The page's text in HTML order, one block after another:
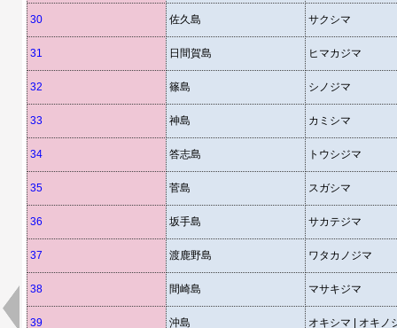
30 佐久島 サクシマ
31 日間賀島 ヒマカジマ
32 篠島 シノジマ
33 神島 カミシマ
34 答志島 トウシジマ
35 菅島 スガシマ
36 坂手島 サカテジマ
37 渡鹿野島 ワタカノジマ
38 間崎島 マサキジマ
39 沖島 オキシマ | オキノ